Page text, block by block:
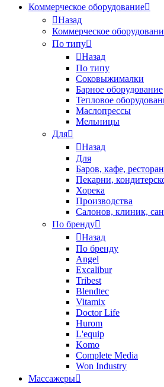
Коммерческое оборудование
Назад
Коммерческое
По типу
Назад
По типу
Соковыжималки
Барное оборудование
Тепловое
Маслопрессы
Мельницы
Для
Назад
Для
Баров, кафе,
Пекарни,
Хорека
Производства
Салонов, клиник,
По бренду
Назад
По бренду
Angel
Excalibur
Tribest
Blendtec
Vitamix
Doctor Life
Hurom
L'equip
Komo
Complete Media
Won Industry
Массажеры